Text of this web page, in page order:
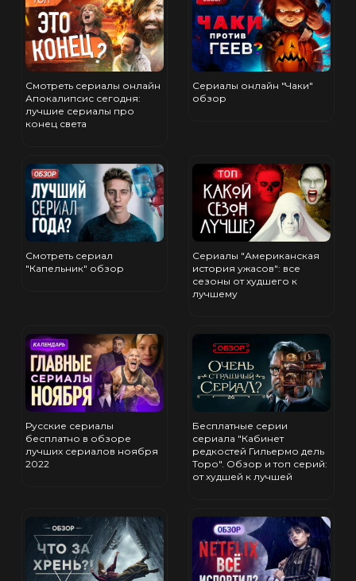
Смотреть сериалы онлайн
Апокалипсис сегодня:
лучшие сериалы про
конец света
Сериалы онлайн "Чаки"
обзор
Смотреть сериал
"Капельник" обзор
Сериалы "Американская
история ужасов": все
сезоны от худшего к
лучшему
Русские сериалы
бесплатно в обзоре
лучших сериалов ноября
2022
Бесплатные серии
сериала "Кабинет
редкостей Гильермо дель
Торо". Обзор и топ серий:
от худшей к лучшей